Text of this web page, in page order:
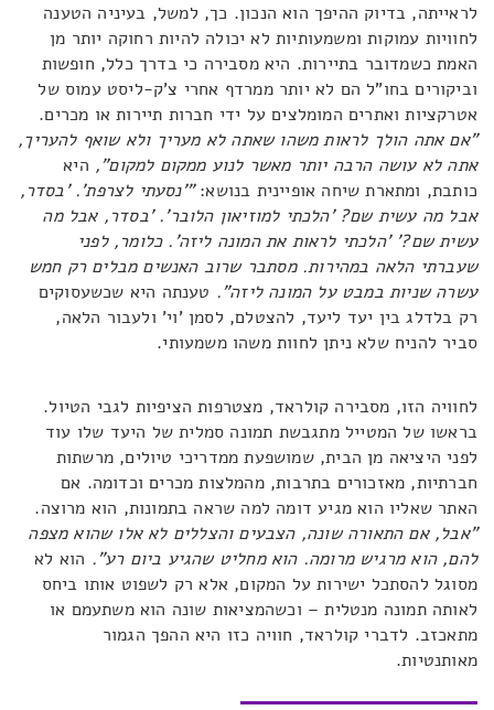
לראייתה, בדיוק ההיפך הוא הנכון. כך, למשל, בעיניה הטענה
לחוויות עמוקות ומשמעותיות לא יכולה להיות רחוקה יותר מן
האמת כשמדובר בתיירות. היא מסבירה כי בדרך כלל, חופשות
וביקורים בחו"ל הם לא יותר ממרדף אחרי צ'ק-ליסט עמוס של
אטרקציות ואתרים המומלצים על ידי חברות תיירות או מכרים.
"אם אתה הולך לראות משהו שאתה לא מעריך ולא שואף להעריך,
אתה לא עושה הרבה יותר מאשר לנוע ממקום למקום", היא
כותבת, ומתארת שיחה אופיינית בנושא:"'נסעתי לצרפת'. 'בסדר,
אבל מה עשית שם? 'הלכתי למוזיאון הלובר'. 'בסדר, אבל מה
עשית שם?' 'הלכתי לראות את המונה ליזה'. כלומר, לפני
שעברתי הלאה במהירות. מסתבר שרוב האנשים מבלים רק חמש
עשרה שניות במבט על המונה ליזה". טענתה היא שכשעסוקים
רק בלדלג בין יעד ליעד, להצטלם, לסמן 'וי' ולעבור הלאה,
סביר להניח שלא ניתן לחוות משהו משמעותי.
לחוויה הזו, מסבירה קולראד, מצטרפות הציפיות לגבי הטיול.
בראשו של המטייל מתגבשת תמונה סמלית של היעד שלו עוד
לפני היציאה מן הבית, שמושפעת ממדריכי טיולים, מרשתות
חברתיות, מאזכורים בתרבות, מהמלצות מכרים וכדומה. אם
האתר שאליו הוא מגיע דומה למה שראה בתמונות, הוא מרוצה.
"אבל, אם התאורה שונה, הצבעים והצללים לא אלו שהוא מצפה
להם, הוא מרגיש מרומה. הוא מחליט שהגיע ביום רע". הוא לא
מסוגל להסתכל ישירות על המקום, אלא רק לשפוט אותו ביחס
לאותה תמונה מנטלית – וכשהמציאות שונה הוא משתעמם או
מתאכזב. לדברי קולראד, חוויה כזו היא ההפך הגמור
מאותנטיות.